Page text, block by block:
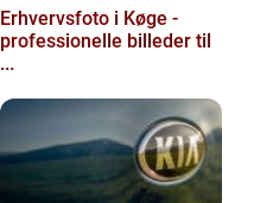
Erhvervsfoto i Køge -
professionelle billeder til
...